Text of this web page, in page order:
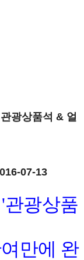
광상품석 & 얼
07-13
'관광상품
만에 완